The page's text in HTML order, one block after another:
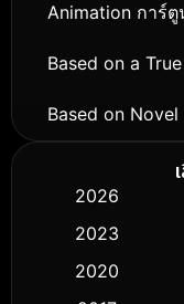
Animation การ์ตู
Based on a
Based on Novel
Biography ชีวิตจ
Classic หนังคลา
2026
2023
2020